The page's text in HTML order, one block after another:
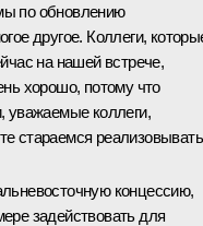
по обновлению
другое. Коллеги,
на нашей встрече,
хорошо, потому что
уважаемые коллеги,
стараемся
концессию,
задействовать для